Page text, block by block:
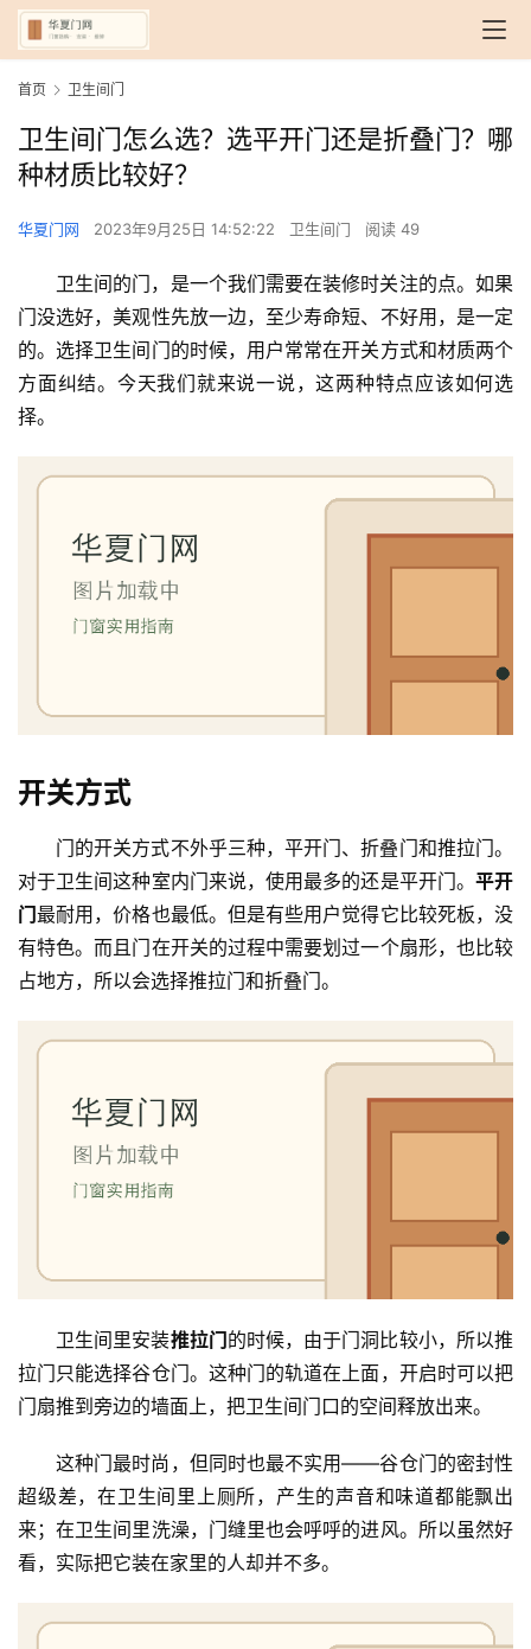
首页 卫生间门
卫生间门怎么选？选平开门还是折叠门？哪
种材质比较好？
华夏门网 2023年9月25日 14:52:22 卫生间门 阅读 49
卫生间的门，是一个我们需要在装修时关注的点。如果
门没选好，美观性先放一边，至少寿命短、不好用，是一定
的。选择卫生间门的时候，用户常常在开关方式和材质两个
方面纠结。今天我们就来说一说，这两种特点应该如何选
择。
开关方式
门的开关方式不外乎三种，平开门、折叠门和推拉门。
对于卫生间这种室内门来说，使用最多的还是平开门。 平开
门最耐用，价格也最低。但是有些用户觉得它比较死板，没
有特色。而且门在开关的过程中需要划过一个扇形，也比较
占地方，所以会选择推拉门和折叠门。
卫生间里安装推拉门 的时候，由于门洞比较小，所以推
拉门只能选择谷仓门。这种门的轨道在上面，开启时可以把
门扇推到旁边的墙面上，把卫生间门口的空间释放出来。
这种门最时尚，但同时也最不实用——谷仓门的密封性
超级差，在卫生间里上厕所，产生的声音和味道都能飘出
来；在卫生间里洗澡，门缝里也会呼呼的进风。所以虽然好
看，实际把它装在家里的人却并不多。